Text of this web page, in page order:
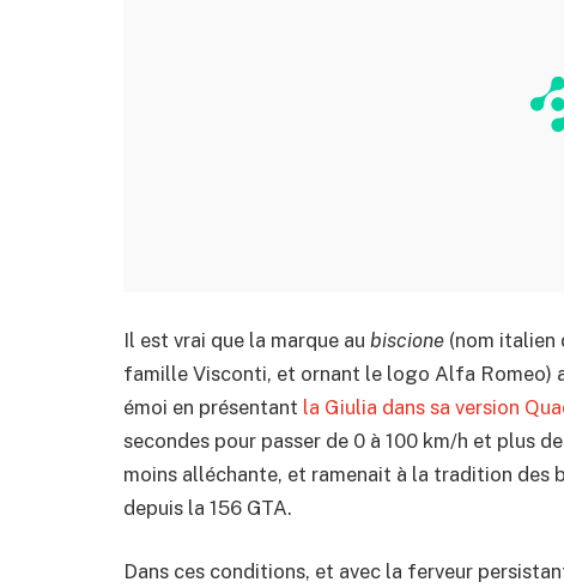
Il est vrai que la marque au biscione (nom italien
famille Visconti, et ornant le logo Alfa Romeo)
émoi en présentant la Giulia dans sa version
secondes pour passer de 0 à 100 km/h et plus
moins alléchante, et ramenait à la tradition des
depuis la 156 GTA.
Dans ces conditions, et avec la ferveur